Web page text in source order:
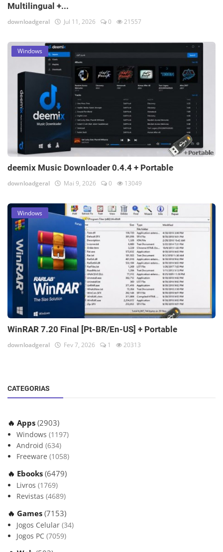
Multilingual +...
downloadgeral Jul 11, 2026 0 21557
Windows
deemix Music Downloader 0.4.4 + Portable
downloadgeral Mai 9, 2026 0 13049
Windows
WinRAR 7.20 Final [Pt-BR/En-US] + Portable
downloadgeral Fev 7, 2026 1 20313
CATEGORIAS
🔥 Apps (2903)
Windows (1197)
Android (634)
Freeware (1058)
🔥 Ebooks (6479)
Livros (1769)
Revistas (4689)
🔥 Games (7153)
Jogos Celular (34)
Jogos PC (7059)